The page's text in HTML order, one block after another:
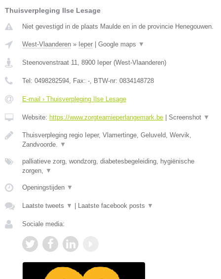
Thuisverpleging Ilse Lesage
Niet gevestigd in de plaats Maulde en in de provincie Henegouwen.
West-Vlaanderen » Ieper Google maps ▼
Steenovenstraat 11, 8900 Ieper (West-Vlaanderen)
Tel: 0498282594, Fax: -, BTW-nr: 0834148728
E-mail › Thuisverpleging Ilse Lesage
Website: https://www.zorgteamieperlangemark.be Screenshot ▼
Thuisverpleging regio Ieper, Vlamertinge, Geluveld, Wervik,
Zandvoorde. ▼
palliatieve zorg, wondzorg, diabetesbegeleiding, hygiënische
zorgen, ▼
Openingstijden ▼
Laatste tweets ▼ Laatste facebook posts ▼
Sociale media: